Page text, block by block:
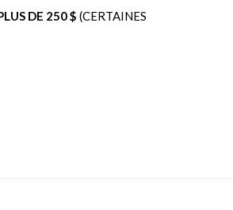
DE 250 $ (CERTAINES